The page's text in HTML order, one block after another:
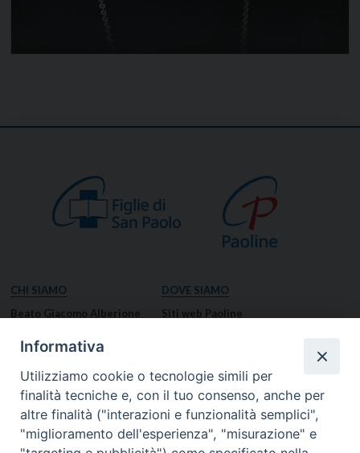
CHI SIAMO
Beato Giacomo Alberione
Missione Paolina
Luoghi delle Origini
Governo Generale
DOVE SIAMO
Siti web Paoline
Notizie dal governo generale
Notizie in breve
RISORSE
Informativa
Utilizziamo cookie o tecnologie simili per
finalità tecniche e, con il tuo consenso, anche per
altre finalità ("interazioni e funzionalità semplici",
"miglioramento dell'esperienza", "misurazione" e